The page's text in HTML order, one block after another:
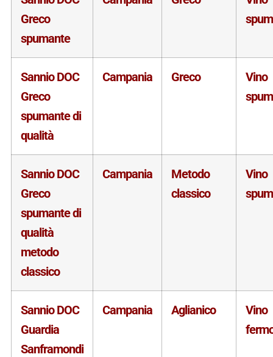
Greco
spumante
Sannio DOC
Greco
spumante di
qualità
Campania Greco
Vino
Sannio DOC
Greco
spumante di
qualità
metodo
classico
Campania
Metodo
classico
Vino
Sannio DOC
Guardia
Sanframondi
Campania Aglianico
Vino